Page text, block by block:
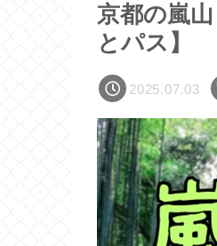
京都の嵐
とパス】
2025.07.03